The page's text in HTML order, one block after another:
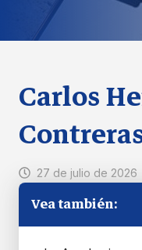
Carlos
27 de julio de 2026
Vea también: